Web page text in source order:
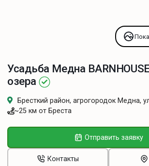
Усадьба Медна
озера
Бресткий район, агрогородок Медна,
~25 км от Бреста
Отправить заявку
Контакты